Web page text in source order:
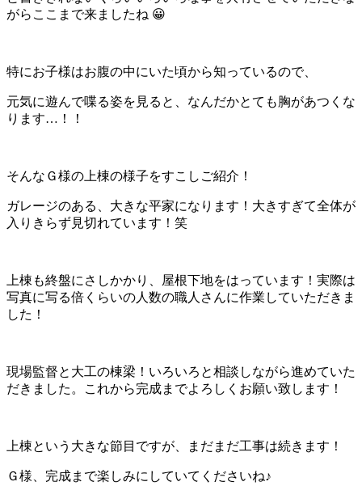
がらここまで来ましたね 😀
特にお子様はお腹の中にいた頃から知っているので、
元気に遊んで喋る姿を見ると、なんだかとても胸があつくな
ります…！！
そんなＧ様の上棟の様子をすこしご紹介！
ガレージのある、大きな平家になります！大きすぎて全体が
入りきらず見切れています！笑
上棟も終盤にさしかかり、屋根下地をはっています！実際は
写真に写る倍くらいの人数の職人さんに作業していただきま
した！
現場監督と大工の棟梁！いろいろと相談しながら進めていた
だきました。これから完成までよろしくお願い致します！
上棟という大きな節目ですが、まだまだ工事は続きます！
Ｇ様、完成まで楽しみにしていてくださいね♪